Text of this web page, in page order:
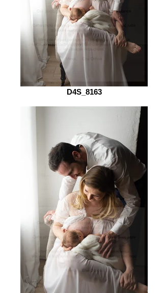
D4S_8163